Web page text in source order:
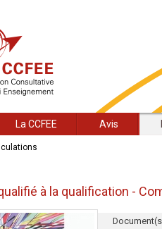
La CCFEE Avis
à la qualification -